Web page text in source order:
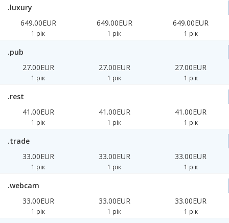
.luxury
649.00EUR
1 рік
649.00EUR
1 рік
649.00EUR
1 рік
.pub
27.00EUR
1 рік
27.00EUR
1 рік
27.00EUR
1 рік
.rest
41.00EUR
1 рік
41.00EUR
1 рік
41.00EUR
1 рік
.trade
33.00EUR
1 рік
33.00EUR
1 рік
33.00EUR
1 рік
.webcam
33.00EUR
1 рік
33.00EUR
1 рік
33.00EUR
1 рік